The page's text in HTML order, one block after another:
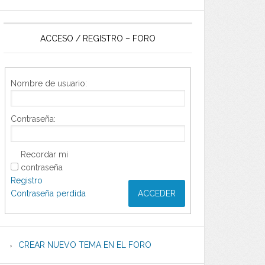
ACCESO / REGISTRO – FORO
Nombre de usuario:
Contraseña:
Recordar mi
contraseña
ACCEDER
Registro
Contraseña perdida
CREAR NUEVO TEMA EN EL FORO